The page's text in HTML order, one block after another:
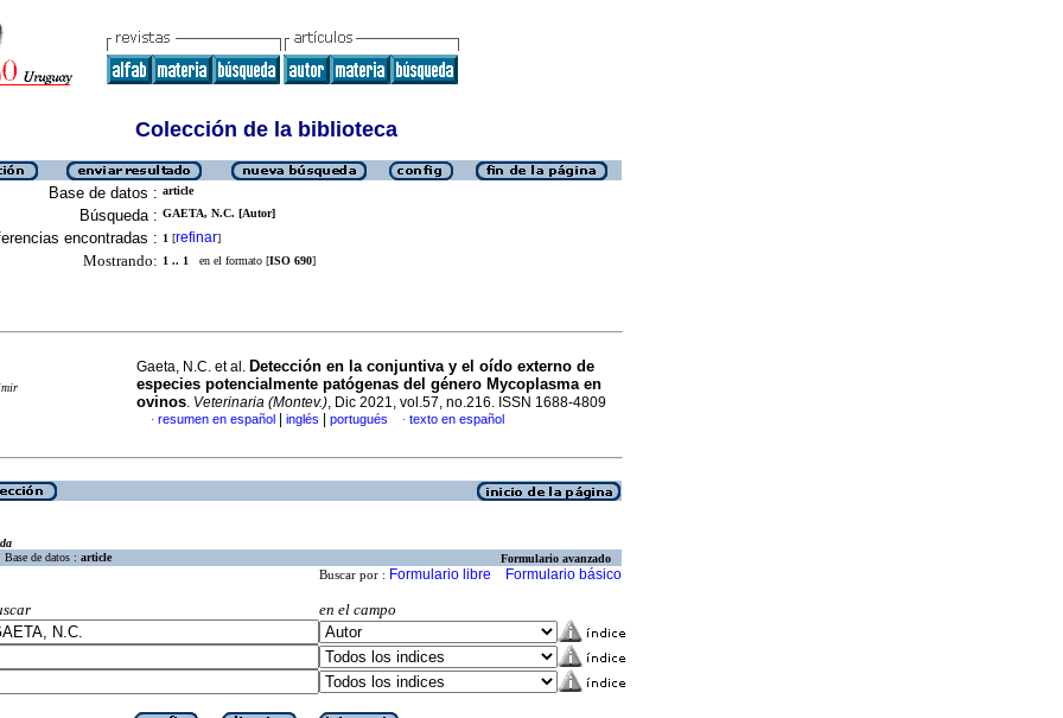
Colección de la biblioteca
Base de datos : article
Búsqueda : GAETA, N.C. [Autor]
encontradas : 1 [refinar]
Mostrando: 1 .. 1 en el formato [ISO 690]
Gaeta, N.C. et al. Detección en la conjuntiva y el oído externo de
especies potencialmente patógenas del género Mycoplasma en
ovinos. Veterinaria (Montev.), Dic 2021, vol.57, no.216. ISSN 1688-4809
· resumen en español inglés portugués · texto en español
Base de datos : article Formulario avanzado
Buscar por : Formulario libre Formulario básico
en el campo